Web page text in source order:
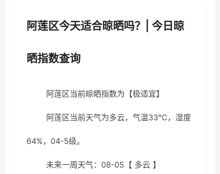
阿莲区今天适合晾晒吗？| 今日晾
晒指数查询
阿莲区当前晾晒指数为【极适宜】
阿莲区当前天气为多云，气温33℃，湿度
64%，04-5级。
未来一周天气：08-05【 多云 】